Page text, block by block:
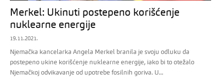
Merkel: Ukinuti postepeno korišćenje
nuklearne energije
19.11.2021.
Njemačka kancelarka Angela Merkel branila je svoju odluku da
postepeno ukine korišćenje nuklearne energije, iako bi to otežalo
Njemačkoj odvikavanje od upotrebe fosilnih goriva. U...